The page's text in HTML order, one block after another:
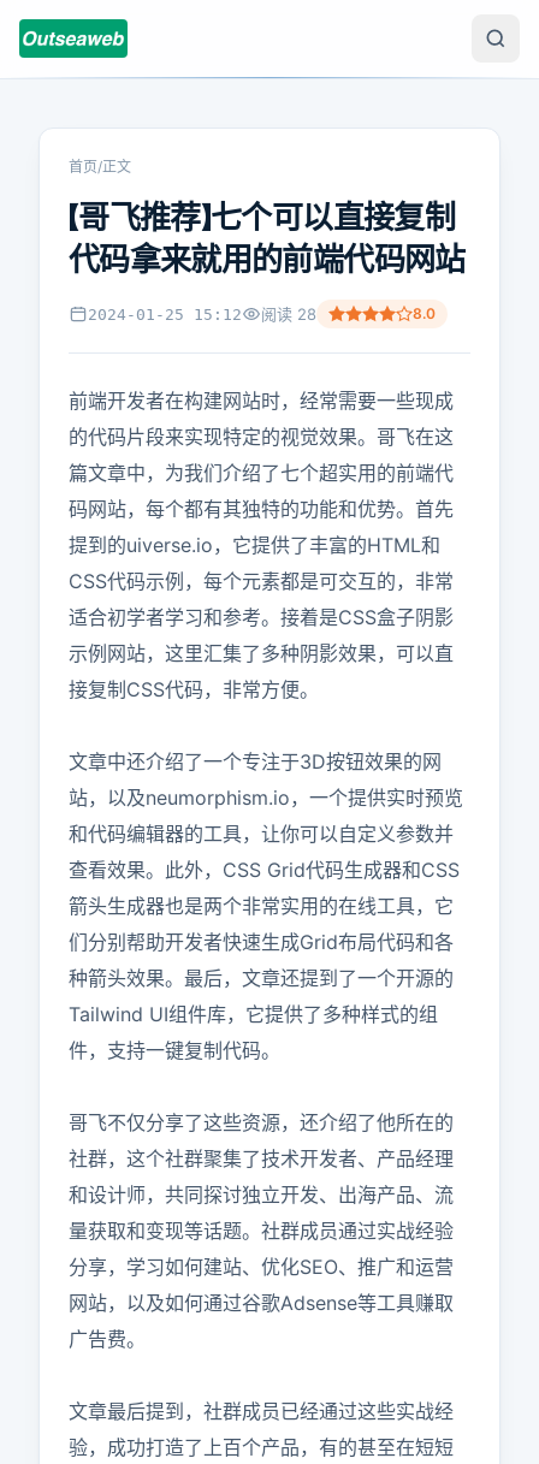
首页/正文
【哥飞推荐】七个可以直接复制
代码拿来就用的前端代码网站
2024-01-25 15:12 阅读 28 8.0
前端开发者在构建网站时，经常需要一些现成
的代码片段来实现特定的视觉效果。哥飞在这
篇文章中，为我们介绍了七个超实用的前端代
码网站，每个都有其独特的功能和优势。首先
提到的uiverse.io，它提供了丰富的HTML和
CSS代码示例，每个元素都是可交互的，非常
适合初学者学习和参考。接着是CSS盒子阴影
示例网站，这里汇集了多种阴影效果，可以直
接复制CSS代码，非常方便。
文章中还介绍了一个专注于3D按钮效果的网
站，以及neumorphism.io，一个提供实时预览
和代码编辑器的工具，让你可以自定义参数并
查看效果。此外，CSS Grid代码生成器和CSS
箭头生成器也是两个非常实用的在线工具，它
们分别帮助开发者快速生成Grid布局代码和各
种箭头效果。最后，文章还提到了一个开源的
Tailwind UI组件库，它提供了多种样式的组
件，支持一键复制代码。
哥飞不仅分享了这些资源，还介绍了他所在的
社群，这个社群聚集了技术开发者、产品经理
和设计师，共同探讨独立开发、出海产品、流
量获取和变现等话题。社群成员通过实战经验
分享，学习如何建站、优化SEO、推广和运营
网站，以及如何通过谷歌Adsense等工具赚取
广告费。
文章最后提到，社群成员已经通过这些实战经
验，成功打造了上百个产品，有的甚至在短短